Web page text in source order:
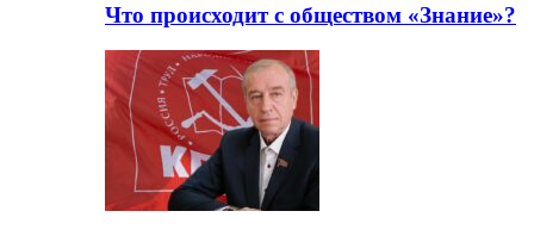
Что происходит с обществом «Знание»?